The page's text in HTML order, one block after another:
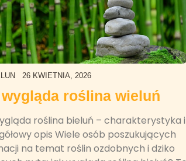
26 KWIETNIA, 2026
roślina wieluń
roślina bieluń – charakterystyka i
opis Wiele osób poszukujących
na temat roślin ozdobnych i dziko